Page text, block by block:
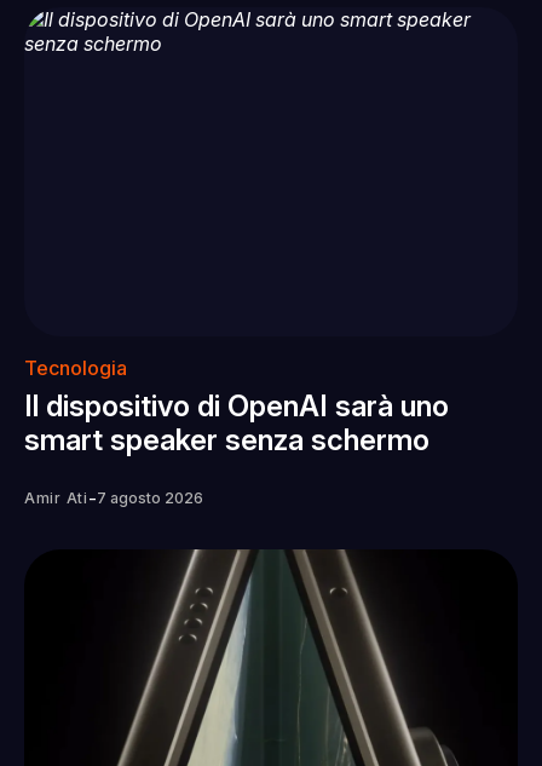
Tecnologia
Il dispositivo di OpenAI sarà uno
smart speaker senza schermo
Amir Ati -7 agosto 2026